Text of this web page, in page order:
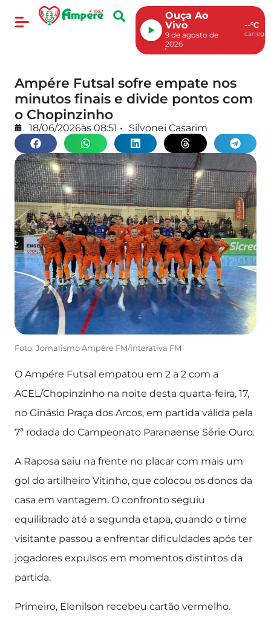
Ouça Ao
Vivo
9 de agosto de
2026
--°C
Ampére Futsal sofre empate nos
minutos finais e divide pontos com
o Chopinzinho
18/06/2026às 08:51 • Silvonei Casarim
Foto: Jornalismo Ampére FM/Interativa FM
O Ampére Futsal empatou em 2 a 2 com a
ACEL/Chopinzinho na noite desta quarta-feira, 17,
no Ginásio Praça dos Arcos, em partida válida pela
7ª rodada do Campeonato Paranaense Série Ouro.
A Raposa saiu na frente no placar com mais um
gol do artilheiro Vitinho, que colocou os donos da
casa em vantagem. O confronto seguiu
equilibrado até a segunda etapa, quando o time
visitante passou a enfrentar dificuldades após ter
jogadores expulsos em momentos distintos da
partida.
Primeiro, Elenilson recebeu cartão vermelho.